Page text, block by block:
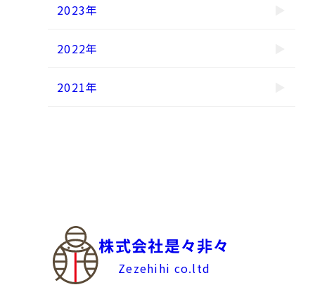
2023年
2022年
2021年
株式会社是々非々
Zezehihi co.ltd